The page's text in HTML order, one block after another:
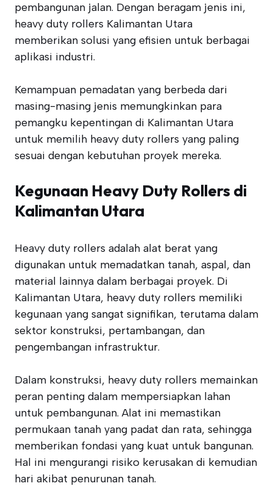
pembangunan jalan. Dengan beragam jenis ini,
heavy duty rollers Kalimantan Utara
memberikan solusi yang efisien untuk berbagai
aplikasi industri.
Kemampuan pemadatan yang berbeda dari
masing-masing jenis memungkinkan para
pemangku kepentingan di Kalimantan Utara
untuk memilih heavy duty rollers yang paling
sesuai dengan kebutuhan proyek mereka.
Kegunaan Heavy Duty Rollers di
Kalimantan Utara
Heavy duty rollers adalah alat berat yang
digunakan untuk memadatkan tanah, aspal, dan
material lainnya dalam berbagai proyek. Di
Kalimantan Utara, heavy duty rollers memiliki
kegunaan yang sangat signifikan, terutama dalam
sektor konstruksi, pertambangan, dan
pengembangan infrastruktur.
Dalam konstruksi, heavy duty rollers memainkan
peran penting dalam mempersiapkan lahan
untuk pembangunan. Alat ini memastikan
permukaan tanah yang padat dan rata, sehingga
memberikan fondasi yang kuat untuk bangunan.
Hal ini mengurangi risiko kerusakan di kemudian
hari akibat penurunan tanah.